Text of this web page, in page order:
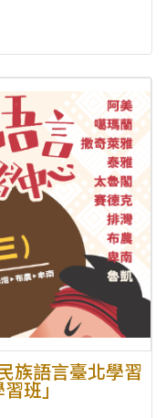
帶領學員從基礎概念
族語言臺北學習
班」